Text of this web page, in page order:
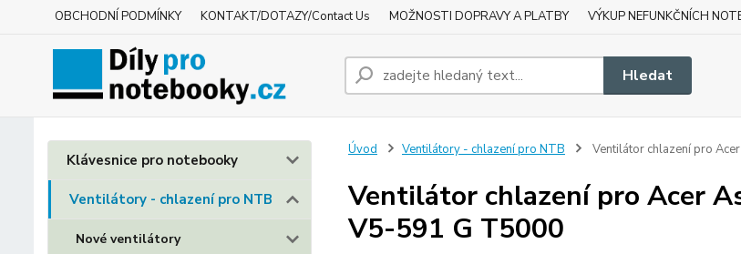
OBCHODNÍ PODMÍNKY KONTAKT/DOTAZY/Contact Us MOŽNOSTI DOPRAVY A PLATBY VÝKUP NEFUNKČNÍCH
Hledat
Klávesnice pro notebooky
Ventilátory - chlazení pro NTB
Nové ventilátory
Úvod Ventilátory - chlazení pro NTB Ventilátor chlazení pro
Ventilátor chlazení pro Acer
V5-591 G T5000